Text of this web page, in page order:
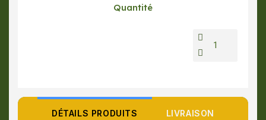
Quantité
DÉTAILS PRODUITS LIVRAISON